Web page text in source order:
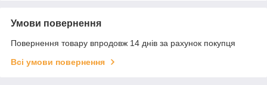
Умови повернення
Повернення товару впродовж 14 днів за рахунок покупця
Всі умови повернення